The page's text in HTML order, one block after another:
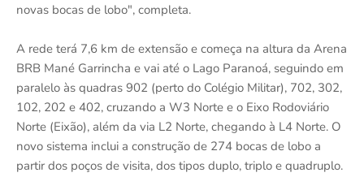
novas bocas de lobo", completa.
A rede terá 7,6 km de extensão e começa na altura da Arena
BRB Mané Garrincha e vai até o Lago Paranoá, seguindo em
paralelo às quadras 902 (perto do Colégio Militar), 702, 302,
102, 202 e 402, cruzando a W3 Norte e o Eixo Rodoviário
Norte (Eixão), além da via L2 Norte, chegando à L4 Norte. O
novo sistema inclui a construção de 274 bocas de lobo a
partir dos poços de visita, dos tipos duplo, triplo e quadruplo.